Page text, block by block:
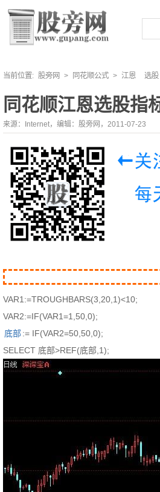
当前位置: 股旁网 > 同花顺公式 > 江恩 选股
同花顺江恩选股指
来源：Internet，编辑：股旁网，2011-07-23
VAR1:=TROUGHBARS(3,20,1)<10;
VAR2:=IF(VAR1=1,50,0);
底部:= IF(VAR2=50,50,0);
SELECT 底部>REF(底部,1);